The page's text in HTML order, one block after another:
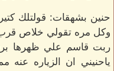
حنين بشهقات: قولتلك
وكل مره تقولي خلاص
ربت قاسم علي ظهرها
ياحنيني ان الزياره عنه